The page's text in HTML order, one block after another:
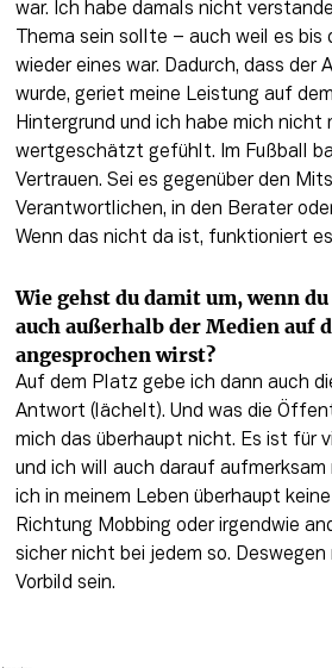
war. Ich habe damals nicht
Thema sein sollte – auch weil es bis
wieder eines war. Dadurch, dass der
wurde, geriet meine Leistung auf
Hintergrund und ich habe mich nicht
wertgeschätzt gefühlt. Im Fußball
Vertrauen. Sei es gegenüber den
Verantwortlichen, in den Berater
Wenn das nicht da ist, funktioniert
Wie gehst du damit um, wenn
auch außerhalb der Medien auf
angesprochen wirst?
Auf dem Platz gebe ich dann auch
Antwort (lächelt). Und was die
mich das überhaupt nicht. Es ist für
und ich will auch darauf
ich in meinem Leben überhaupt
Richtung Mobbing oder irgendwie
sicher nicht bei jedem so.
Vorbild sein.